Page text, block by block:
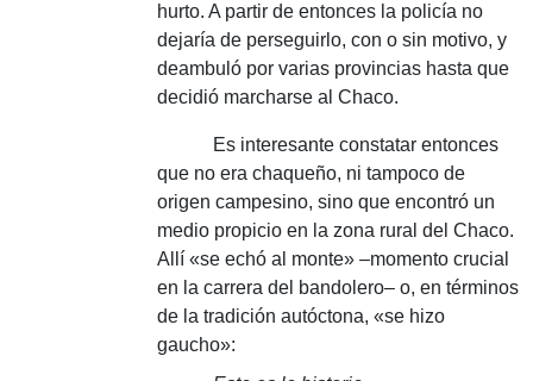
hurto. A partir de entonces la policía no
dejaría de perseguirlo, con o sin motivo, y
deambuló por varias provincias hasta que
decidió marcharse al Chaco.
Es interesante constatar entonces
que no era chaqueño, ni tampoco de
origen campesino, sino que encontró un
medio propicio en la zona rural del Chaco.
Allí «se echó al monte» –momento crucial
en la carrera del bandolero– o, en términos
de la tradición autóctona, «se hizo
gaucho»: